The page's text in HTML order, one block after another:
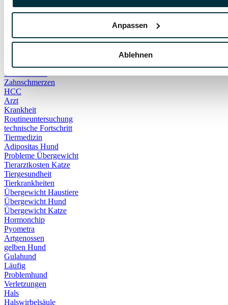
Anpassen
Ablehnen
Selbstverteidigung
Gewichtsverlust
Kauspielzeug
Rinderhaut
Trockenfutter
Zahnschmerzen
HCC
Arzt
Krankheit
Routineuntersuchung
technische Fortschritt
Tiermedizin
Adipositas Hund
Probleme Übergewicht
Tierarztkosten Katze
Tiergesundheit
Tierkrankheiten
Übergewicht Haustiere
Übergewicht Hund
Übergewicht Katze
Hormonchip
Pyometra
Artgenossen
gelben Hund
Gulahund
Läufig
Problemhund
Verletzungen
Hals
Halswirbelsäule